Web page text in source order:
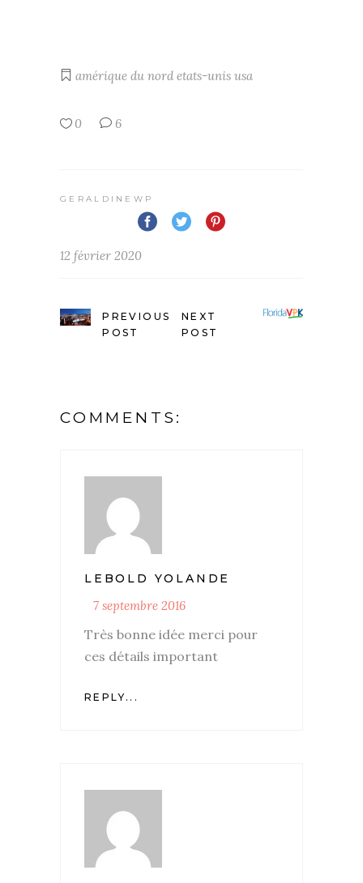
amérique du nord etats-unis usa
0 6
GERALDINEWP
12 février 2020
PREVIOUS
POST
NEXT
POST
COMMENTS:
LEBOLD YOLANDE
7 septembre 2016
Très bonne idée merci pour
ces détails important
REPLY...